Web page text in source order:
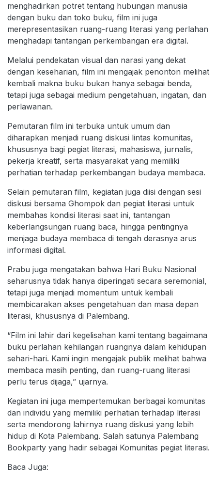
menghadirkan potret tentang hubungan manusia
dengan buku dan toko buku, film ini juga
merepresentasikan ruang-ruang literasi yang perlahan
menghadapi tantangan perkembangan era digital.
Melalui pendekatan visual dan narasi yang dekat
dengan keseharian, film ini mengajak penonton melihat
kembali makna buku bukan hanya sebagai benda,
tetapi juga sebagai medium pengetahuan, ingatan, dan
perlawanan.
Pemutaran film ini terbuka untuk umum dan
diharapkan menjadi ruang diskusi lintas komunitas,
khususnya bagi pegiat literasi, mahasiswa, jurnalis,
pekerja kreatif, serta masyarakat yang memiliki
perhatian terhadap perkembangan budaya membaca.
Selain pemutaran film, kegiatan juga diisi dengan sesi
diskusi bersama Ghompok dan pegiat literasi untuk
membahas kondisi literasi saat ini, tantangan
keberlangsungan ruang baca, hingga pentingnya
menjaga budaya membaca di tengah derasnya arus
informasi digital.
Prabu juga mengatakan bahwa Hari Buku Nasional
seharusnya tidak hanya diperingati secara seremonial,
tetapi juga menjadi momentum untuk kembali
membicarakan akses pengetahuan dan masa depan
literasi, khususnya di Palembang.
“Film ini lahir dari kegelisahan kami tentang bagaimana
buku perlahan kehilangan ruangnya dalam kehidupan
sehari-hari. Kami ingin mengajak publik melihat bahwa
membaca masih penting, dan ruang-ruang literasi
perlu terus dijaga,” ujarnya.
Kegiatan ini juga mempertemukan berbagai komunitas
dan individu yang memiliki perhatian terhadap literasi
serta mendorong lahirnya ruang diskusi yang lebih
hidup di Kota Palembang. Salah satunya Palembang
Bookparty yang hadir sebagai Komunitas pegiat literasi.
Baca Juga: